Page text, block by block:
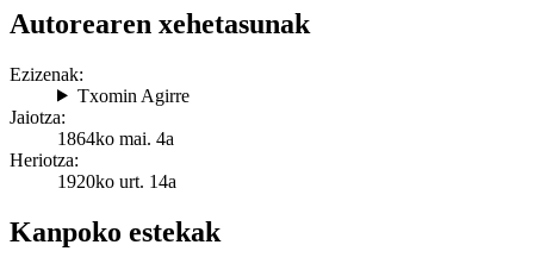
Autorearen xehetasunak
Ezizenak:
Txomin Agirre
Jaiotza:
1864ko mai. 4a
Heriotza:
1920ko urt. 14a
Kanpoko estekak